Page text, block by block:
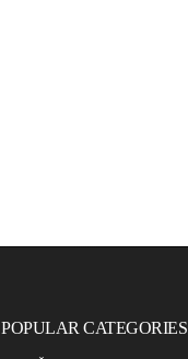
POPULAR CATEGORIES